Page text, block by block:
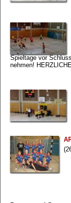
Spieltage vor
nehmen!